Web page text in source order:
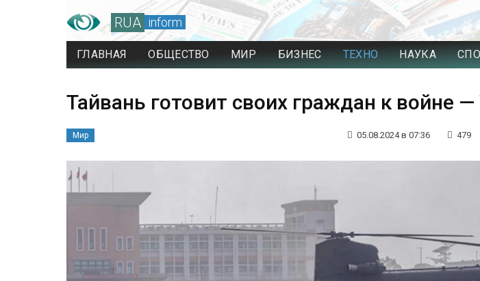
RUA inform
ГЛАВНАЯ ОБЩЕСТВО МИР БИЗНЕС ТЕХНО НАУКА
Тайвань готовит своих граждан к войне —
Мир 05.08.2024 в 07:36 479